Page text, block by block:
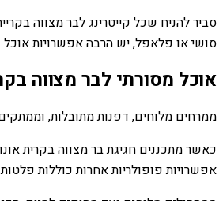
סביר להניח שכל קייטרינג לבר מצווה
סושי או פלאפל, יש הרבה אפשרויות אוכל
אוכל מסורתי לבר מצווה
ממרחים מלוחים, דפנות מתובלות,
כאשר מתכננים חגיגת בר מצווה בקרית
אפשרויות פופולריות אחרות כוללות